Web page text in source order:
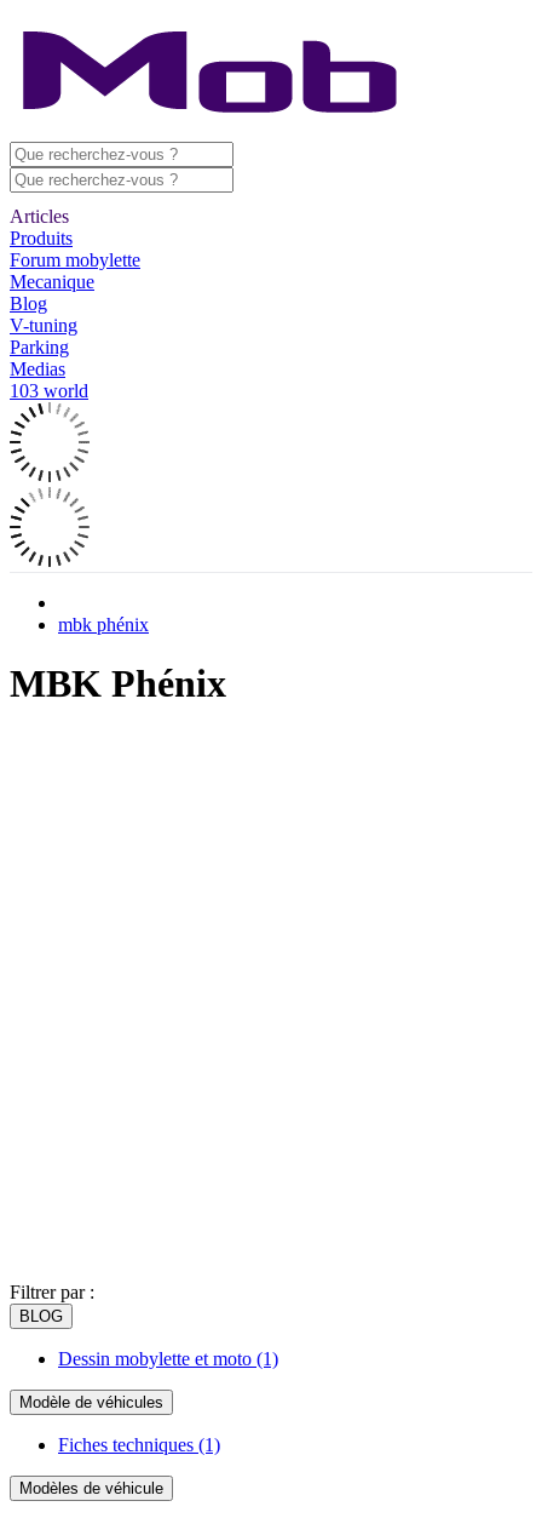
Articles
Produits
Forum mobylette
Mecanique
Blog
V-tuning
Parking
Medias
103 world
mbk phénix
MBK Phénix
Filtrer par :
BLOG
Dessin mobylette et moto (1)
Modèle de véhicules
Fiches techniques (1)
Modèles de véhicule